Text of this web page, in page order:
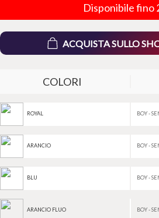
Disponibile fino
ACQUISTA SULLO
COLORI
ROYAL BOY -
ARANCIO BOY -
BLU BOY -
ARANCIO FLUO BOY -